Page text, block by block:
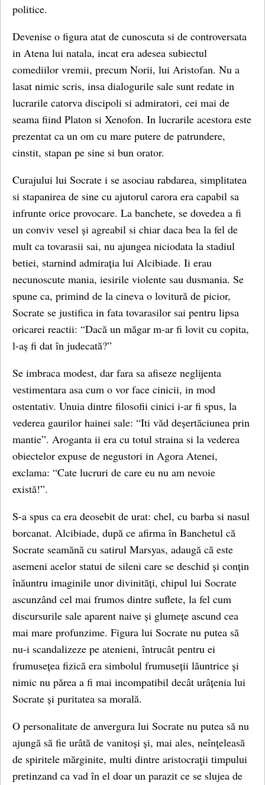
politice.
Devenise o figura atat de cunoscuta si de controversata
in Atena lui natala, incat era adesea subiectul
comediilor vremii, precum Norii, lui Aristofan. Nu a
lasat nimic scris, insa dialogurile sale sunt redate in
lucrarile catorva discipoli si admiratori, cei mai de
seama fiind Platon si Xenofon. In lucrarile acestora este
prezentat ca un om cu mare putere de patrundere,
cinstit, stapan pe sine si bun orator.
Curajului lui Socrate i se asociau rabdarea, simplitatea
si stapanirea de sine cu ajutorul carora era capabil sa
infrunte orice provocare. La banchete, se dovedea a fi
un conviv vesel și agreabil si chiar daca bea la fel de
mult ca tovarasii sai, nu ajungea niciodata la stadiul
betiei, starnind admirația lui Alcibiade. Ii erau
necunoscute mania, iesirile violente sau dusmania. Se
spune ca, primind de la cineva o lovitură de picior,
Socrate se justifica in fata tovarasilor sai pentru lipsa
oricarei reactii: “Dacă un măgar m-ar fi lovit cu copita,
l-aș fi dat în judecată?”
Se imbraca modest, dar fara sa afiseze neglijenta
vestimentara asa cum o vor face cinicii, in mod
ostentativ. Unuia dintre filosofii cinici i-ar fi spus, la
vederea gaurilor hainei sale: “Iti văd deșertăciunea prin
mantie”. Aroganta ii era cu totul straina si la vederea
obiectelor expuse de negustori in Agora Atenei,
exclama: “Cate lucruri de care eu nu am nevoie
există!”.
S-a spus ca era deosebit de urat: chel, cu barba si nasul
borcanat. Alcibiade, după ce afirma în Banchetul că
Socrate seamănă cu satirul Marsyas, adaugă că este
asemeni acelor statui de sileni care se deschid și conțin
înăuntru imaginile unor divinități, chipul lui Socrate
ascunzând cel mai frumos dintre suflete, la fel cum
discursurile sale aparent naive și glumețe ascund cea
mai mare profunzime. Figura lui Socrate nu putea să
nu-i scandalizeze pe atenieni, întrucât pentru ei
frumusețea fizică era simbolul frumuseții lăuntrice și
nimic nu părea a fi mai incompatibil decât urâțenia lui
Socrate și puritatea sa morală.
O personalitate de anvergura lui Socrate nu putea să nu
ajungă să fie urâtă de vanitoși și, mai ales, neînțeleasă
de spiritele mărginite, multi dintre aristocraţii timpului
pretinzand ca vad în el doar un parazit ce se slujea de